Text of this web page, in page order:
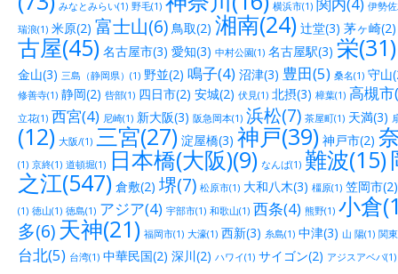
みなとみらい(1) 野毛(1) 横浜市(1)
伊勢
瑞浪(1) 米原(2) 富士山(6) 鳥取(2) 湘南(24) 辻堂(3) 茅ヶ崎(2)
古屋(45) 名古屋市(3) 愛知(3) 中村公園(1) 名古屋駅(3) 栄(31)
金山(3) 三島（静岡県）(1) 野並(2) 鳴子(4) 沼津(3) 豊田(5) 桑名(1) 守山
修善寺(1) 静岡(2) 呰部(1) 四日市(2) 安城(2) 伏見(1) 北摂(3) 樟葉(1) 高槻市
立花(1) 西宮(4) 尼崎(1) 新大阪(3) 阪急岡本(1) 浜松(7) 茶屋町(1) 天満(3)
(12) 大阪/(1) 三宮(27) 淀屋橋(3) 神戸(39) 神戸市(2)
(1) 京終(1) 道頓堀(1) 日本橋(大阪)(9) なんば(1) 難波(15)
之江(547) 倉敷(2) 堺(7) 松原市(1) 大和八木(3) 橿原(1) 笠岡市(2)
(1) 徳山(1) 徳島(1) アジア(4) 宇部市(1) 和歌山(1) 西条(4) 熊野(1) 小倉
多(6) 天神(21) 福岡市(1) 大濠(1) 西新(3) 糸島(1) 中津(3) 山 陽(1) 関
台北(5) 台湾(1) 中華民国(2) 深川(2) ハワイ(1) サイゴン(2) アジスアベバ(1)